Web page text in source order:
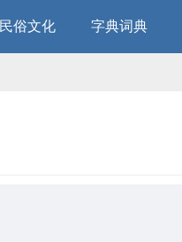
民俗文化 字典词典